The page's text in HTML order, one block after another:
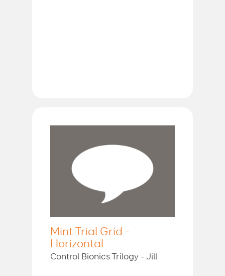
Mint Trial Grid -
Horizontal
Control Bionics Trilogy - Jill